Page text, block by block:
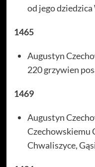
od jego
1465
Augustyn
220 grzywien
1469
Augustyn
Czechowskiemu
Chwaliszyce,